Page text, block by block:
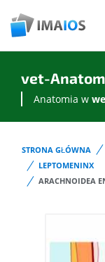
vet-
Anatomia w
STRONA GŁÓWNA
LEPTOMENINX
ARACHNOIDEA